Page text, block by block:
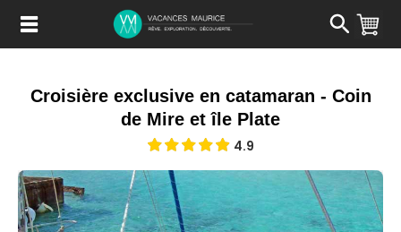
Contenu
Croisière exclusive en catamaran - Coin
de Mire et île Plate
4.9